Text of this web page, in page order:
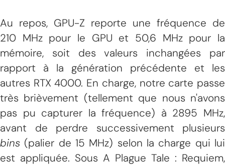
Au repos, GPU-Z reporte une fréquence de
210 MHz pour le GPU et 50,6 MHz pour la
mémoire, soit des valeurs inchangées par
rapport à la génération précédente et les
autres RTX 4000. En charge, notre carte passe
très brièvement (tellement que nous n'avons
pas pu capturer la fréquence) à 2895 MHz,
avant de perdre successivement plusieurs
bins (palier de 15 MHz) selon la charge qui lui
est appliquée. Sous A Plague Tale : Requiem,